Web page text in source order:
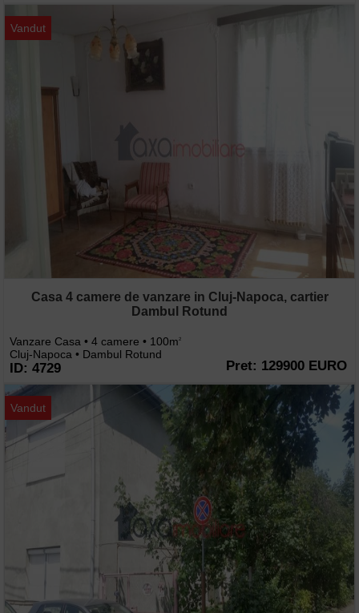
Vandut
Casa 4 camere de vanzare in Cluj-Napoca, cartier
Dambul Rotund
Vanzare Casa • 4 camere • 100m2
Cluj-Napoca • Dambul Rotund
ID: 4729 Pret: 129900 EURO
Vandut